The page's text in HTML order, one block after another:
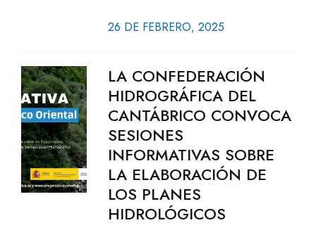
26 DE FEBRERO, 2025
LA CONFEDERACIÓN
HIDROGRÁFICA DEL
CANTÁBRICO CONVOCA
SESIONES
INFORMATIVAS SOBRE
LA ELABORACIÓN DE
LOS PLANES
HIDROLÓGICOS